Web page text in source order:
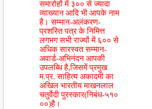
समारोहों में ३०० से ज्यादा
व्याख्यान आदि भी आपके नाम
है। सम्मान-अलंकरण-
प्रशस्ति पत्र के निमित्त
लगभग सभी राज्यों में ६०० से
अधिक सारस्वत सम्मान-
अवार्ड-अभिनंदन आपकी
उपलब्धि है,जिसमें प्रमुख
म.प्र. साहित्य अकादमी का
अखिल भारतीय माखनलाल
चतुर्वेदी पुरस्कार(निबंध-५१०
००)है।